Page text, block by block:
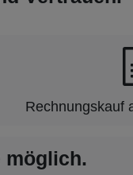
Rechnungskauf
möglich.